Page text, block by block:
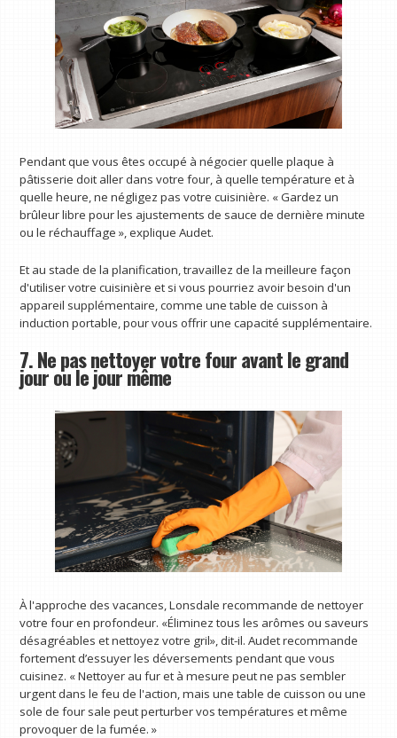
Pendant que vous êtes occupé à négocier quelle plaque à
pâtisserie doit aller dans votre four, à quelle température et à
quelle heure, ne négligez pas votre cuisinière. « Gardez un
brûleur libre pour les ajustements de sauce de dernière minute
ou le réchauffage », explique Audet.
Et au stade de la planification, travaillez de la meilleure façon
d'utiliser votre cuisinière et si vous pourriez avoir besoin d'un
appareil supplémentaire, comme une table de cuisson à
induction portable, pour vous offrir une capacité supplémentaire.
7. Ne pas nettoyer votre four avant le grand
jour ou le jour même
À l'approche des vacances, Lonsdale recommande de nettoyer
votre four en profondeur. «Éliminez tous les arômes ou saveurs
désagréables et nettoyez votre gril», dit-il. Audet recommande
fortement d’essuyer les déversements pendant que vous
cuisinez. « Nettoyer au fur et à mesure peut ne pas sembler
urgent dans le feu de l'action, mais une table de cuisson ou une
sole de four sale peut perturber vos températures et même
provoquer de la fumée. »